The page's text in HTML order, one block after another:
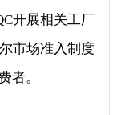
开展相关工厂
市场准入制度
者。